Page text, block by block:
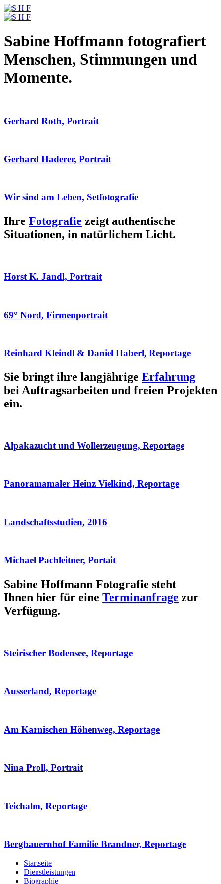
Sabine Hoffmann fotografiert
Menschen, Stimmungen und
Momente.
Gerhard Roth, Portrait
Gerhard Haderer, Portrait
Wir sind am Leben, Setfotografie
Ihre Fotografie zeigt authentische
Situationen, in natürlichem Licht.
Horst K. Jandl, Portrait
69° Nord, Firmenportrait
Reinhard Kleindl & Daniel Haberl, Reportage
Sie bringt ihre langjährige Erfahrung
bei Auftragsarbeiten und freien Projekten
ein.
Alpakazucht und Wollerzeugung, Reportage
Panoramamaler Heinz Vielkind, Reportage
Landschaftsstudien, 2016
Michael Pachleitner, Portait
Sabine Hoffmann Fotografie steht
Ihnen hier für eine Terminanfrage zur
Verfügung.
Steirischer Bodensee, Reportage
Ausserland, Reportage
Am Karnischen Höhenweg, Reportage
Nina Proll, Portrait
Teichalm, Reportage
Bergbauernhof Familie Brandner, Reportage
Startseite
Dienstleistungen
Biographie